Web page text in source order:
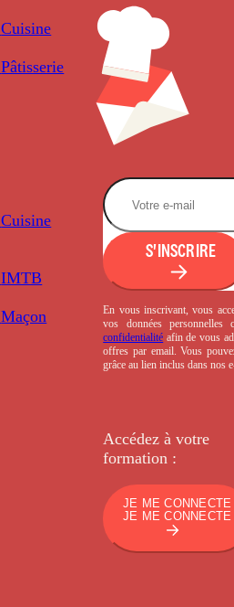
Cuisine
Pâtisserie
Cuisine
IMTB
Maçon
S'INSCRIRE
En vous inscrivant, vous
vos données personnelles
confidentialité afin de vous
offres par email. Vous
grâce au lien inclus dans nos
Accédez à votre
formation :
JE ME CONNECTE
JE ME CONNECTE